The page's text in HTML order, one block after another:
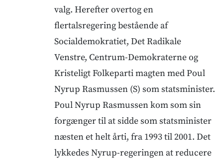
valg. Herefter overtog en
flertalsregering bestående af
Socialdemokratiet, Det Radikale
Venstre, Centrum-Demokraterne og
Kristeligt Folkeparti magten med Poul
Nyrup Rasmussen (S) som statsminister.
Poul Nyrup Rasmussen kom som sin
forgænger til at sidde som statsminister
næsten et helt årti, fra 1993 til 2001. Det
lykkedes Nyrup-regeringen at reducere